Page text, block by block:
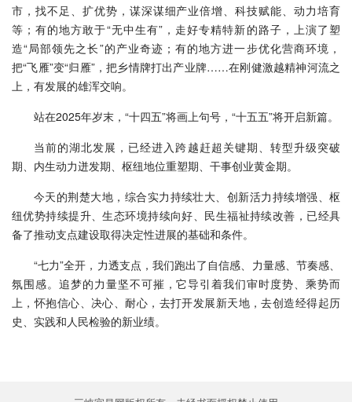
市，找不足、扩优势，谋深谋细产业倍增、科技赋能、动力培育
等；有的地方敢于“无中生有”，走好专精特新的路子，上演了塑
造“局部领先之长”的产业奇迹；有的地方进一步优化营商环境，
把“飞雁”变“归雁”，把乡情牌打出产业牌……在刚健激越精神河流之
上，有发展的雄浑交响。
站在2025年岁末，“十四五”将画上句号，“十五五”将开启新篇。
当前的湖北发展，已经进入跨越赶超关键期、转型升级突破
期、内生动力迸发期、枢纽地位重塑期、干事创业黄金期。
今天的荆楚大地，综合实力持续壮大、创新活力持续增强、枢
纽优势持续提升、生态环境持续向好、民生福祉持续改善，已经具
备了推动支点建设取得决定性进展的基础和条件。
“七力”全开，力透支点，我们跑出了自信感、力量感、节奏感、
氛围感。追梦的力量坚不可摧，它导引着我们审时度势、乘势而
上，怀抱信心、决心、耐心，去打开发展新天地，去创造经得起历
史、实践和人民检验的新业绩。